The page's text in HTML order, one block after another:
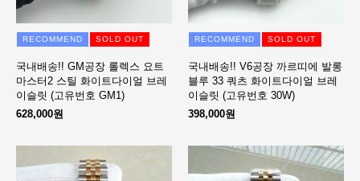
RECOMMEND SOLD OUT
국내배송!! GM공장 롤렉스 요트
마스터2 스틸 화이트다이얼 브레
이슬릿 (고유번호 GM1)
628,000원
RECOMMEND SOLD OUT
국내배송!! V6공장 까르띠에 발롱
블루 33 쿼츠 화이트다이얼 브레
이슬릿 (고유번호 30W)
398,000원